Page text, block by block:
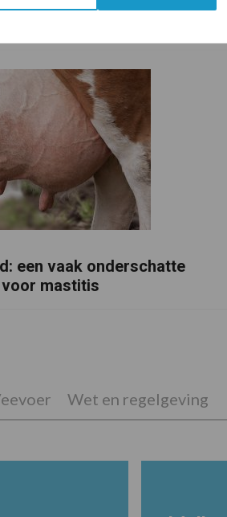
een vaak onderschatte
mastitis
Wet en regelgeving